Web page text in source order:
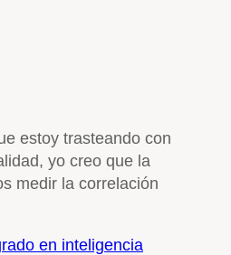
estoy trasteando con
yo creo que la
medir la correlación
en inteligencia